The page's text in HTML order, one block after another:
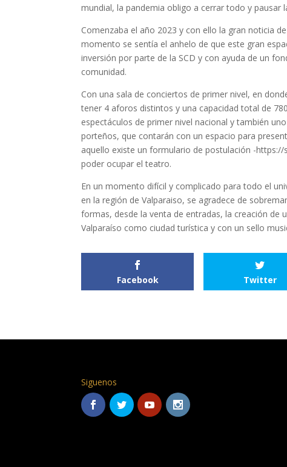
mundial, la pandemia obligo a cerrar todo y pausar
Comenzaba el año 2023 y con ello la gran noticia
momento se sentía el anhelo de que este gran
inversión por parte de la SCD y con ayuda de un
comunidad.
Con una sala de conciertos de primer nivel, en
tener 4 aforos distintos y una capacidad total de
espectáculos de primer nivel nacional y también
porteños, que contarán con un espacio para
aquello existe un formulario de postulación -
poder ocupar el teatro.
En un momento difícil y complicado para todo el
en la región de Valparaiso, se agradece de
formas, desde la venta de entradas, la creación de
Valparaíso como ciudad turística y con un sello
Facebook Twitter
Siguenos